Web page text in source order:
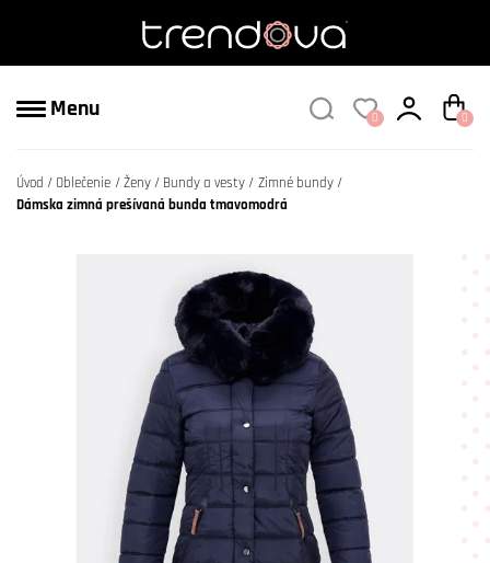
Menu 0 0
Úvod Oblečenie Ženy Bundy a vesty
Zimné bundy
Dámska zimná prešívaná bunda tmavomodrá